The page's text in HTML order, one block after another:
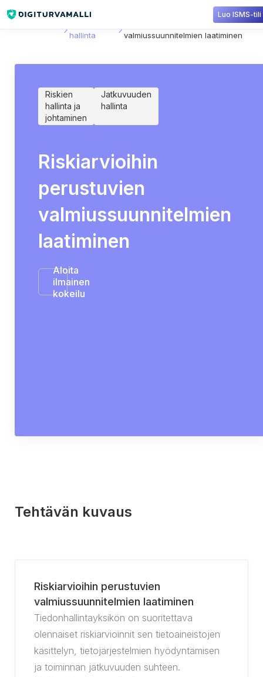
Luo ISMS-tili
hallinta
Riskiarvioihin perustuvien
valmiussuunnitelmien laatiminen
Riskien
hallinta ja
johtaminen
Jatkuvuuden
hallinta
Riskiarvioihin
perustuvien
valmiussuunnitelmien
laatiminen
Aloita
ilmainen
kokeilu
Tehtävän kuvaus
Riskiarvioihin perustuvien
valmiussuunnitelmien laatiminen
Tiedonhallintayksikön on suoritettava
olennaiset riskiarvioinnit sen tietoaineistojen
käsittelyn, tietojärjestelmien hyödyntämisen
ja toiminnan jatkuvuuden suhteen.